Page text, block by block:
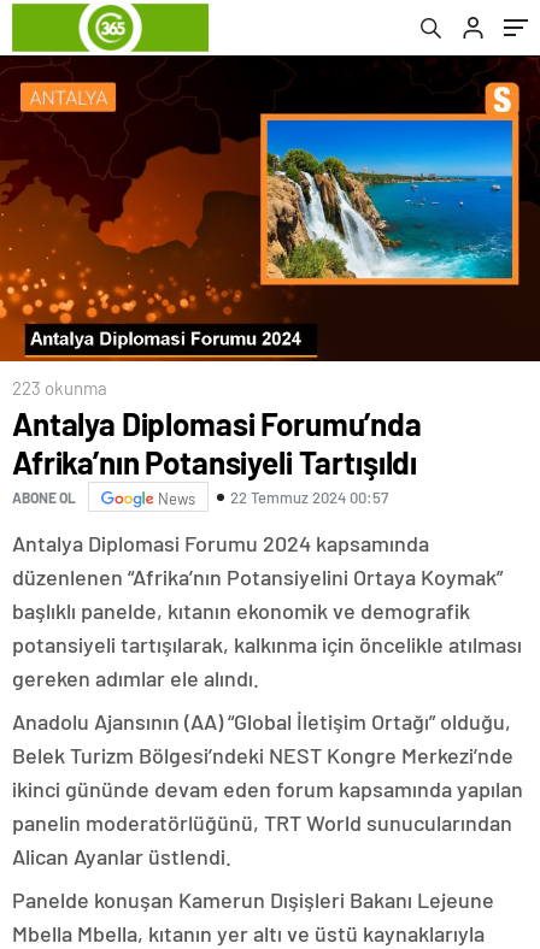
223 okunma
Antalya Diplomasi Forumu’nda
Afrika’nın Potansiyeli Tartışıldı
ABONE OL News 22 Temmuz 2024 00:57
Antalya Diplomasi Forumu 2024 kapsamında
düzenlenen “Afrika’nın Potansiyelini Ortaya Koymak”
başlıklı panelde, kıtanın ekonomik ve demografik
potansiyeli tartışılarak, kalkınma için öncelikle atılması
gereken adımlar ele alındı.
Anadolu Ajansının (AA) “Global İletişim Ortağı” olduğu,
Belek Turizm Bölgesi’ndeki NEST Kongre Merkezi’nde
ikinci gününde devam eden forum kapsamında yapılan
panelin moderatörlüğünü, TRT World sunucularından
Alican Ayanlar üstlendi.
Panelde konuşan Kamerun Dışişleri Bakanı Lejeune
Mbella Mbella, kıtanın yer altı ve üstü kaynaklarıyla